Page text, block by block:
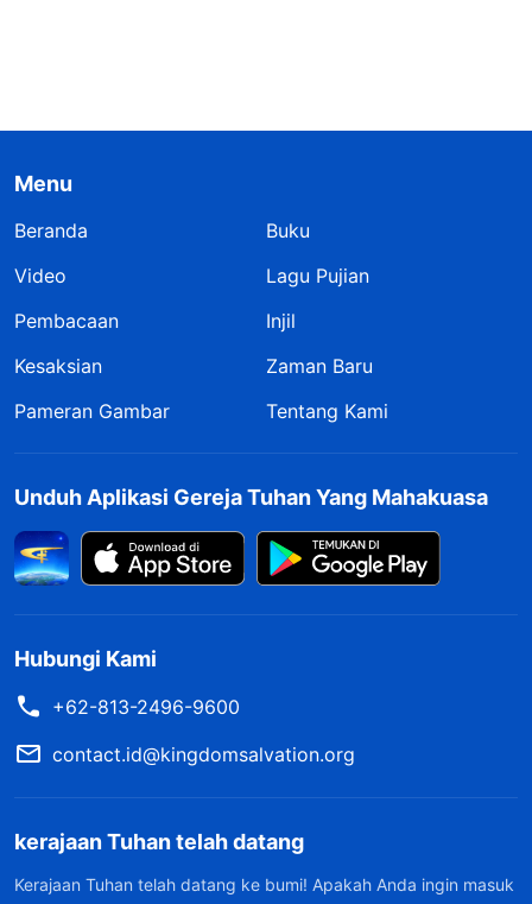
Menu
Beranda
Buku
Video
Lagu Pujian
Pembacaan
Injil
Kesaksian
Zaman Baru
Pameran Gambar
Tentang Kami
Unduh Aplikasi Gereja Tuhan Yang Mahakuasa
Hubungi Kami
+62-813-2496-9600
contact.id@kingdomsalvation.org
kerajaan Tuhan telah datang
Kerajaan Tuhan telah datang ke bumi! Apakah Anda ingin masuk